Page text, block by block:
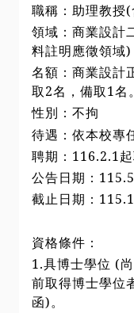
職稱：助理教授
領域：商業設計
料註明應徵領域)
名額：商業設計
取2名，備取1名。
性別：不拘
待遇：依本校專
聘期：116.2.1
公告日期：
截止日期：
資格條件：
1.具博士學位 (
前取得博士學位
函)。